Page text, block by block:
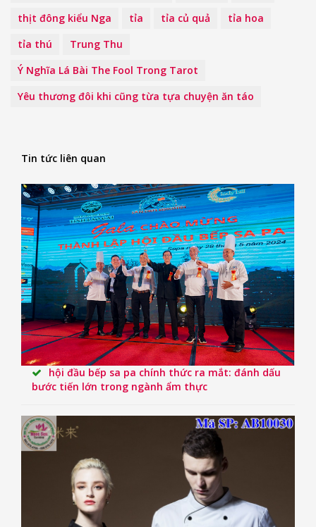
thịt đông kiểu Nga
tỉa tỉa củ quả
tỉa hoa
tỉa thú
Trung Thu
Ý Nghĩa Lá Bài The Fool Trong Tarot
Yêu thương đôi khi cũng từa tựa chuyện ăn táo
Tin tức liên quan
hội đầu bếp sa pa chính thức ra mắt: đánh dấu
bước tiến lớn trong ngành ẩm thực